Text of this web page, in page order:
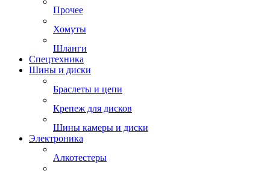
Прочее
Хомуты
Шланги
Спецтехника
Шины и диски
Браслеты и цепи
Крепеж для дисков
Шины камеры и диски
Электроника
Алкотестеры